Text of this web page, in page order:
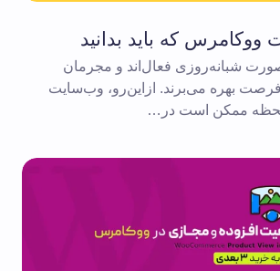
ووکامرس که باید بدانید
شبانه‌روزی فعال‌اند و مجرمان
فرصت بهره می‌برند. ازاین‌رو، وب‌سایت
ممکن است در…